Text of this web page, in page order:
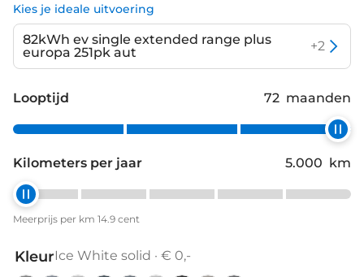
Kies je ideale uitvoering
82kWh ev single extended range plus
europa 251pk aut
+2
Looptijd 72 maanden
Kilometers per jaar 5.000 km
Meerprijs per km 14.9 cent
KleurIce White solid · € 0,-